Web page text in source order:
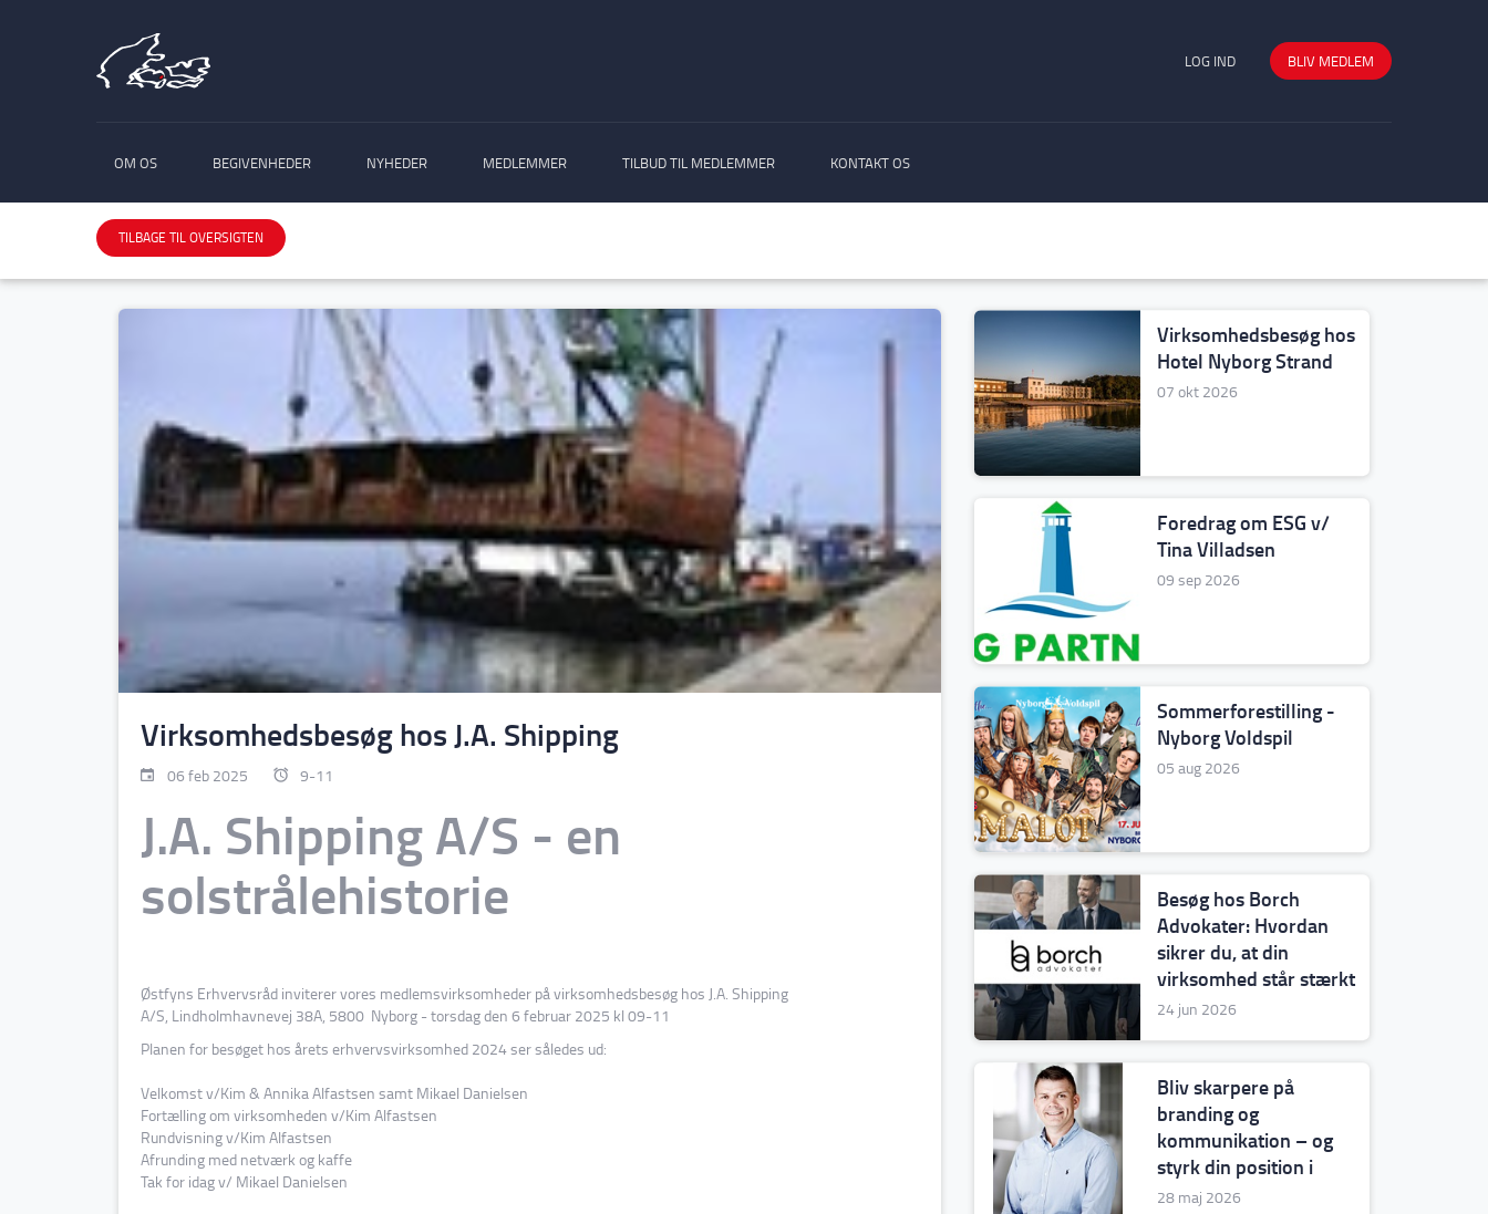
LOG IND BLIV MEDLEM
OM OS BEGIVENHEDER NYHEDER MEDLEMMER TILBUD TIL MEDLEMMER KONTAKT OS
TILBAGE TIL OVERSIGTEN
Virksomhedsbesøg hos J.A. Shipping
06 feb 2025 9-11
J.A. Shipping A/S - en
solstrålehistorie
Østfyns Erhvervsråd inviterer vores medlemsvirksomheder på virksomhedsbesøg hos J.A. Shipping
A/S, Lindholmhavnevej 38A, 5800 Nyborg - torsdag den 6 februar 2025 kl 09-11
Planen for besøget hos årets erhvervsvirksomhed 2024 ser således ud:
Velkomst v/Kim & Annika Alfastsen samt Mikael Danielsen
Fortælling om virksomheden v/Kim Alfastsen
Rundvisning v/Kim Alfastsen
Afrunding med netværk og kaffe
Tak for idag v/ Mikael Danielsen
Virksomhedsbesøg hos
Hotel Nyborg Strand
07 okt 2026
Foredrag om ESG v/
Tina Villadsen
09 sep 2026
Sommerforestilling -
Nyborg Voldspil
05 aug 2026
Besøg hos Borch
Advokater: Hvordan
sikrer du, at din
virksomhed står stærkt
– også den dag, du ikke
24 jun 2026
Bliv skarpere på
branding og
kommunikation – og
styrk din position i
markedet
28 maj 2026